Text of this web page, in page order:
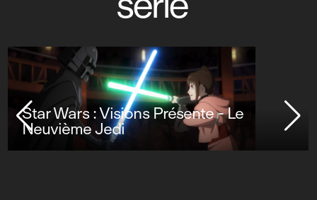
Star Wars : Visions Présente - Le
Neuvième Jedi